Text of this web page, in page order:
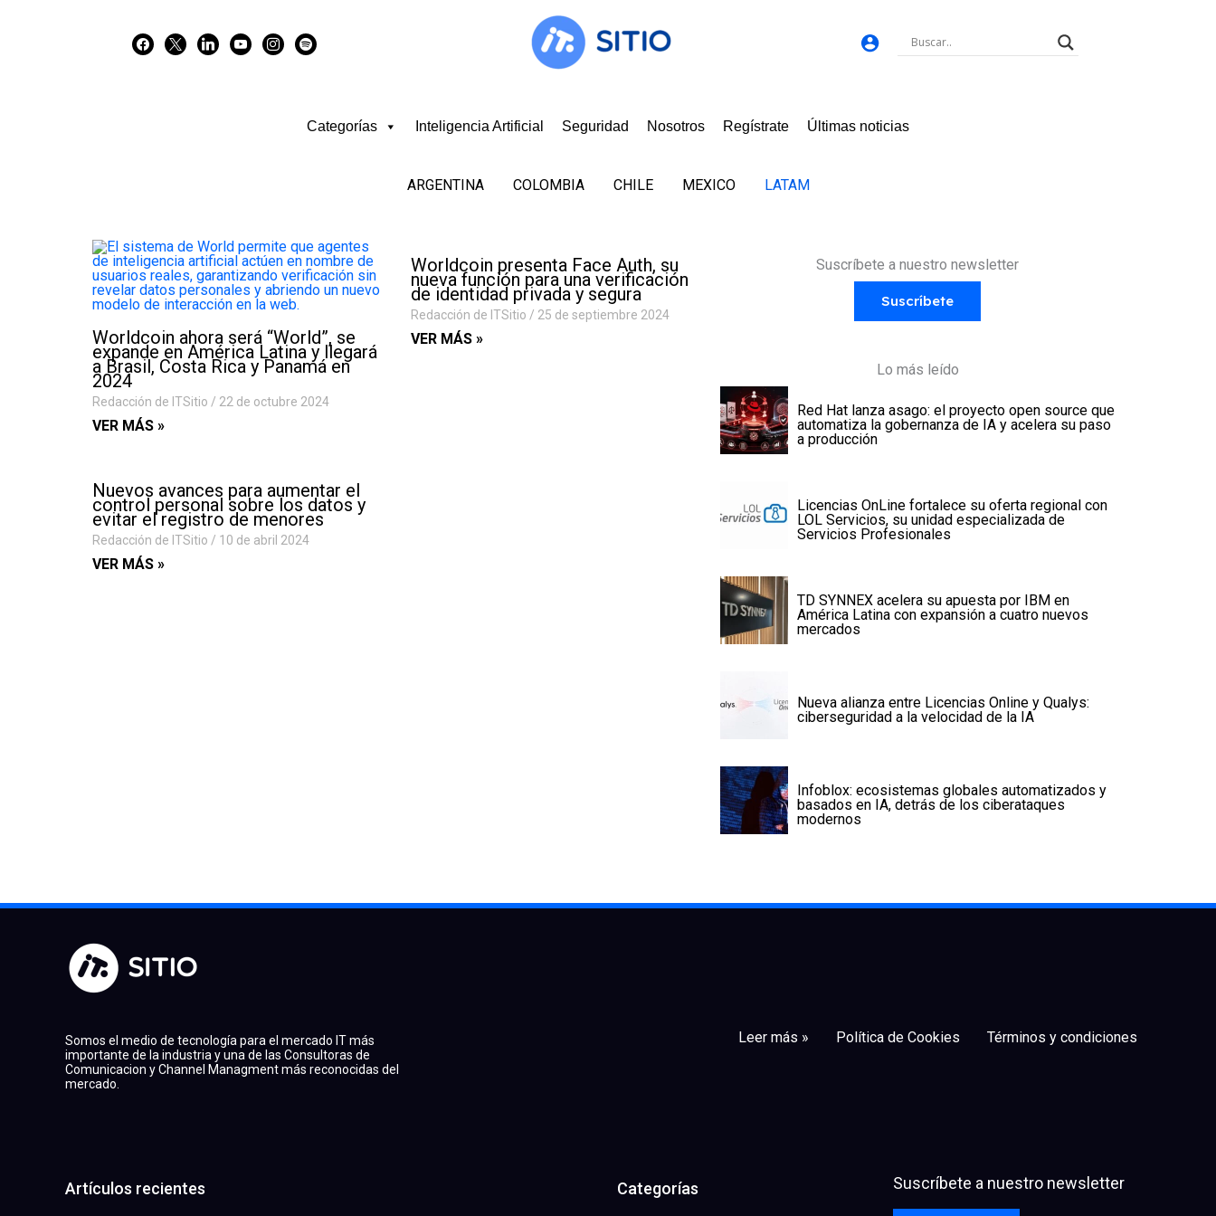
Categorías Inteligencia Artificial Seguridad Nosotros Regístrate Últimas noticias
ARGENTINA COLOMBIA CHILE MEXICO LATAM
Worldcoin ahora será “World”, se
expande en América Latina y llegará
a Brasil, Costa Rica y Panamá en
2024
Redacción de ITSitio 22 de octubre 2024
VER MÁS »
Worldcoin presenta Face Auth, su
nueva función para una verificación
de identidad privada y segura
Redacción de ITSitio 25 de septiembre 2024
VER MÁS »
Nuevos avances para aumentar el
control personal sobre los datos y
evitar el registro de menores
Redacción de ITSitio 10 de abril 2024
VER MÁS »
Suscríbete a nuestro newsletter
Suscríbete
Lo más leído
Red Hat lanza asago: el proyecto open source que
automatiza la gobernanza de IA y acelera su paso
a producción
Licencias OnLine fortalece su oferta regional con
LOL Servicios, su unidad especializada de
Servicios Profesionales
TD SYNNEX acelera su apuesta por IBM en
América Latina con expansión a cuatro nuevos
mercados
Nueva alianza entre Licencias Online y Qualys:
ciberseguridad a la velocidad de la IA
Infoblox: ecosistemas globales automatizados y
basados en IA, detrás de los ciberataques
modernos
Somos el medio de tecnología para el mercado IT más
importante de la industria y una de las Consultoras de
Comunicacion y Channel Managment más reconocidas del
mercado.
Leer más » Política de Cookies Términos y condiciones
Artículos recientes Categorías Suscríbete a nuestro newsletter
facebook
x linkedinyoutubeinstagram
spotify